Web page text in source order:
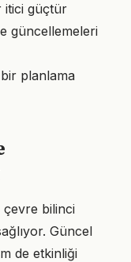
itici güçtür
güncellemeleri
planlama
çevre bilinci
Güncel
de etkinliği